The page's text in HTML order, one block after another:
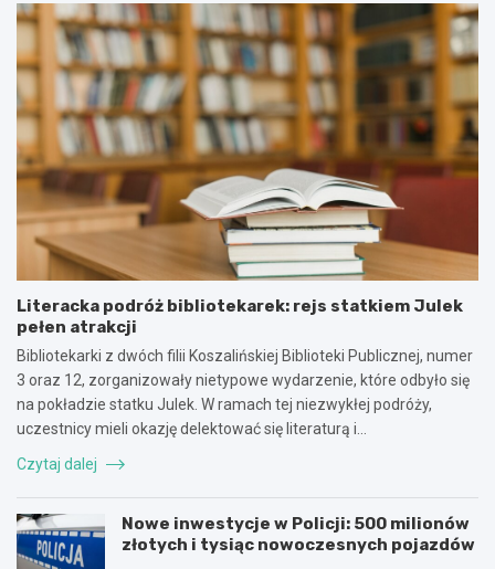
Literacka podróż bibliotekarek: rejs statkiem Julek
pełen atrakcji
Bibliotekarki z dwóch filii Koszalińskiej Biblioteki Publicznej, numer
3 oraz 12, zorganizowały nietypowe wydarzenie, które odbyło się
na pokładzie statku Julek. W ramach tej niezwykłej podróży,
uczestnicy mieli okazję delektować się literaturą i…
Czytaj dalej
Nowe inwestycje w Policji: 500 milionów
złotych i tysiąc nowoczesnych pojazdów